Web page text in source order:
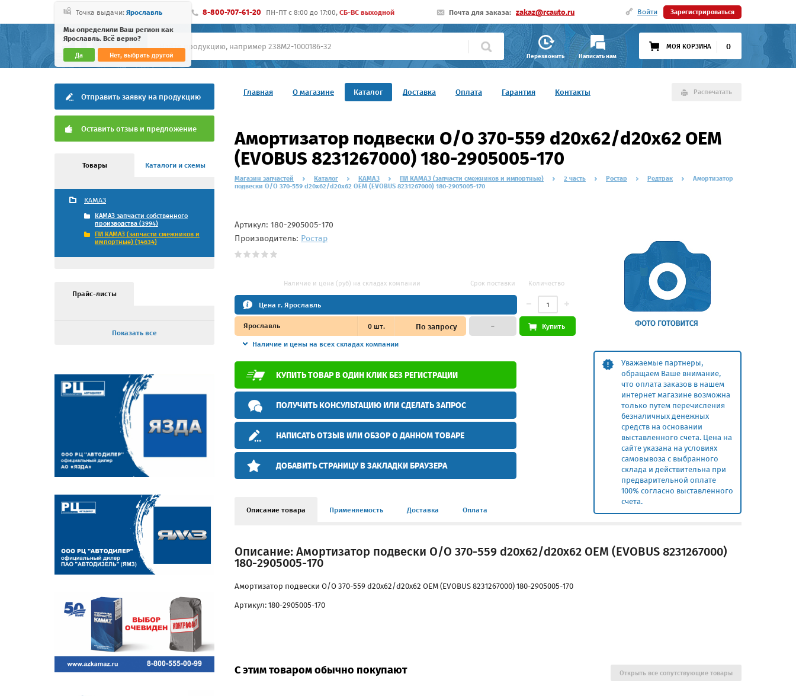
Точка выдачи: Ярославль
Мы определили Ваш регион как
Ярославль. Всё верно?
Да Нет, выбрать другой
8-800-707-61-20 ПН-ПТ c 8:00 до 17:00, СБ-ВС выходной Почта для заказа: zakaz@rcauto.ru Войти Зарегистрироваться
Перезвонить Написать нам
МОЯ КОРЗИНА 0
Главная О магазине Каталог Доставка Оплата Гарантия Контакты Распечатать
Отправить заявку на продукцию
Оставить отзыв и предложение
Товары Каталоги и схемы
КАМАЗ
КАМАЗ запчасти собственного
производства (3994)
ПИ КАМАЗ (запчасти смежников и
импортные) (14634)
Прайс-листы
Показать все
Амортизатор подвески O/O 370-559 d20x62/d20x62 OEM
(EVOBUS 8231267000) 180-2905005-170
Магазин запчастей Каталог КАМАЗ ПИ КАМАЗ (запчасти смежников и импортные) 2 часть Ростар Редтрак
Амортизатор
подвески O/O 370-559 d20x62/d20x62 OEM (EVOBUS 8231267000) 180-2905005-170
Уважаемые партнеры,
обращаем Ваше внимание,
что оплата заказов в нашем
интернет магазине возможна
только путем перечисления
безналичных денежных
средств на основании
выставленного счета. Цена на
сайте указана на условиях
самовывоза с выбранного
склада и действительна при
предварительной оплате
100% согласно выставленного
счета.
Артикул: 180-2905005-170
Производитель: Ростар
Наличие и цена (руб) на складах компании Срок поставки Количество
Цена г. Ярославль
Ярославль 0шт. По запросу
Наличие и цены на всех складах компании
– Купить
КУПИТЬ ТОВАР В ОДИН КЛИК БЕЗ РЕГИСТРАЦИИ
ПОЛУЧИТЬ КОНСУЛЬТАЦИЮ ИЛИ СДЕЛАТЬ ЗАПРОС
НАПИСАТЬ ОТЗЫВ ИЛИ ОБЗОР О ДАННОМ ТОВАРЕ
ДОБАВИТЬ СТРАНИЦУ В ЗАКЛАДКИ БРАУЗЕРА
Описание товара Применяемость Доставка Оплата
Описание: Амортизатор подвески O/O 370-559 d20x62/d20x62 OEM (EVOBUS 8231267000)
180-2905005-170
Амортизатор подвески O/O 370-559 d20x62/d20x62 OEM (EVOBUS 8231267000) 180-2905005-170
Артикул: 180-2905005-170
С этим товаром обычно покупают Открыть все сопутствующие товары